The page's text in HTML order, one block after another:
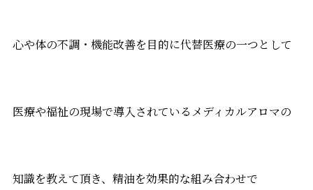
心や体の不調・機能改善を目的に代替医療の一つとして
医療や福祉の現場で導入されているメディカルアロマの
知識を教えて頂き、精油を効果的な組み合わせで